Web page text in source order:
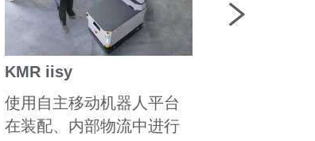
KMR iisy
使用自主移动机器人平台
在装配、内部物流中进行